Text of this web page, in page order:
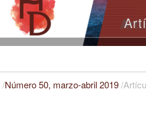
/Número 50, marzo-abril 2019/